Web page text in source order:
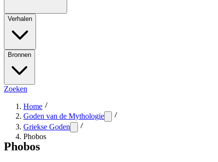
Verhalen
Bronnen
Zoeken
Home
Goden van de Mythologie
Griekse Goden
Phobos
Phobos